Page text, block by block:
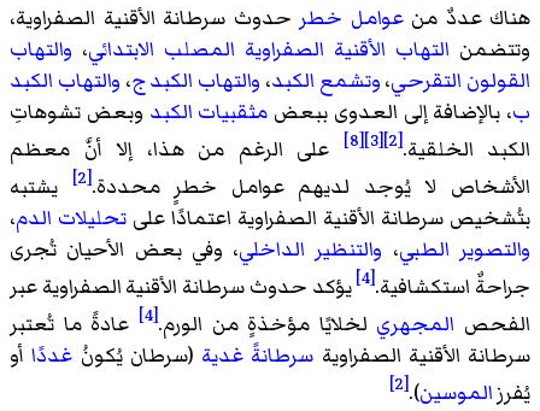
هناك عددٌ منعوامل خطر حدوث سرطانة الأقنية الصفراوية،
وتتضمن التهاب الأقنية الصفراوية المصلب الابتدائي، والتهاب
القولون التقرحي،وتشمع الكبد، والتهاب الكبد ج، والتهاب الكبد
ب، بالإضافة إلى العدوى ببعض مثقبيات الكبد وبعض تشوهاتِ
الكبد الخلقية.[2]
[3]
[8]
على الرغم من هذا، إلا أنَّ معظم
الأشخاص لا يُوجد لديهم عوامل خطرٍ محددة.[2]
يشتبه
بتُشخيص سرطانة الأقنية الصفراوية اعتمادًا على تحليلات الدم،
والتصوير الطبي، والتنظير الداخلي، وفي بعض الأحيان تُجرى
جراحةٌ استكشافية.[4]
يؤكد حدوث سرطانة الأقنية الصفراوية عبر
الفحص المجهري لخلايًا مؤخذةٍ من الورم.[4]
عادةً ما تُعتبر
سرطانة الأقنية الصفراوية سرطانةً غدية (سرطان يُكونُ غددًاأو
يُفرزالموسين).
[2]